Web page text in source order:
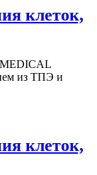
клеток,
из ТПЭ и
клеток,